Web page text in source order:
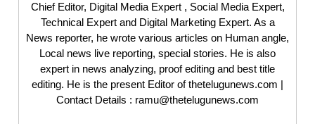
Chief Editor, Digital Media Expert , Social Media Expert,
Technical Expert and Digital Marketing Expert. As a
News reporter, he wrote various articles on Human angle,
Local news live reporting, special stories. He is also
expert in news analyzing, proof editing and best title
editing. He is the present Editor of thetelugunews.com |
Contact Details : ramu@thetelugunews.com